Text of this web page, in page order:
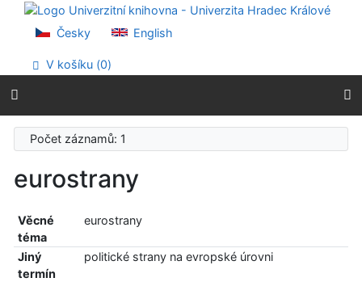
Přejít na obsah
Přejít na menu
Prohlášení o webové přístupnosti
Česky English
V košíku (0)
Počet záznamů: 1
eurostrany
Věcné
téma
eurostrany
Jiný
termín
politické strany na evropské úrovni